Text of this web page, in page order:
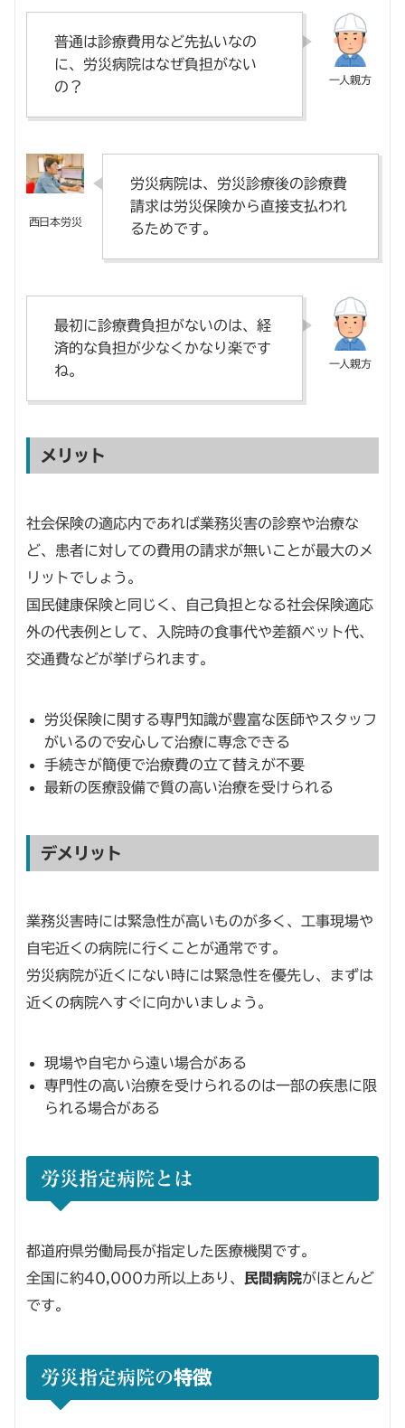
普通は診療費用など先払いなの
に、労災病院はなぜ負担がない
の？
労災病院は、労災診療後の診療費
請求は労災保険から直接支払われ
るためです。
最初に診療費負担がないのは、経
済的な負担が少なくかなり楽です
ね。
メリット
社会保険の適応内であれば業務災害の診察や治療な
ど、患者に対しての費用の請求が無いことが最大のメ
リットでしょう。
国民健康保険と同じく、自己負担となる社会保険適応
外の代表例として、入院時の食事代や差額ベット代、
交通費などが挙げられます。
労災保険に関する専門知識が豊富な医師やスタッフ
がいるので安心して治療に専念できる
手続きが簡便で治療費の立て替えが不要
最新の医療設備で質の高い治療を受けられる
デメリット
業務災害時には緊急性が高いものが多く、工事現場や
自宅近くの病院に行くことが通常です。
労災病院が近くにない時には緊急性を優先し、まずは
近くの病院へすぐに向かいましょう。
現場や自宅から遠い場合がある
専門性の高い治療を受けられるのは一部の疾患に限
られる場合がある
労災指定病院とは
都道府県労働局長が指定した医療機関です。
全国に約40,000カ所以上あり、
民間病院がほとんど
です。
労災指定病院の特徴